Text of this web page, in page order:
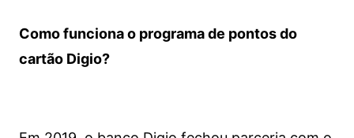
Como funciona o programa de pontos do
cartão Digio?